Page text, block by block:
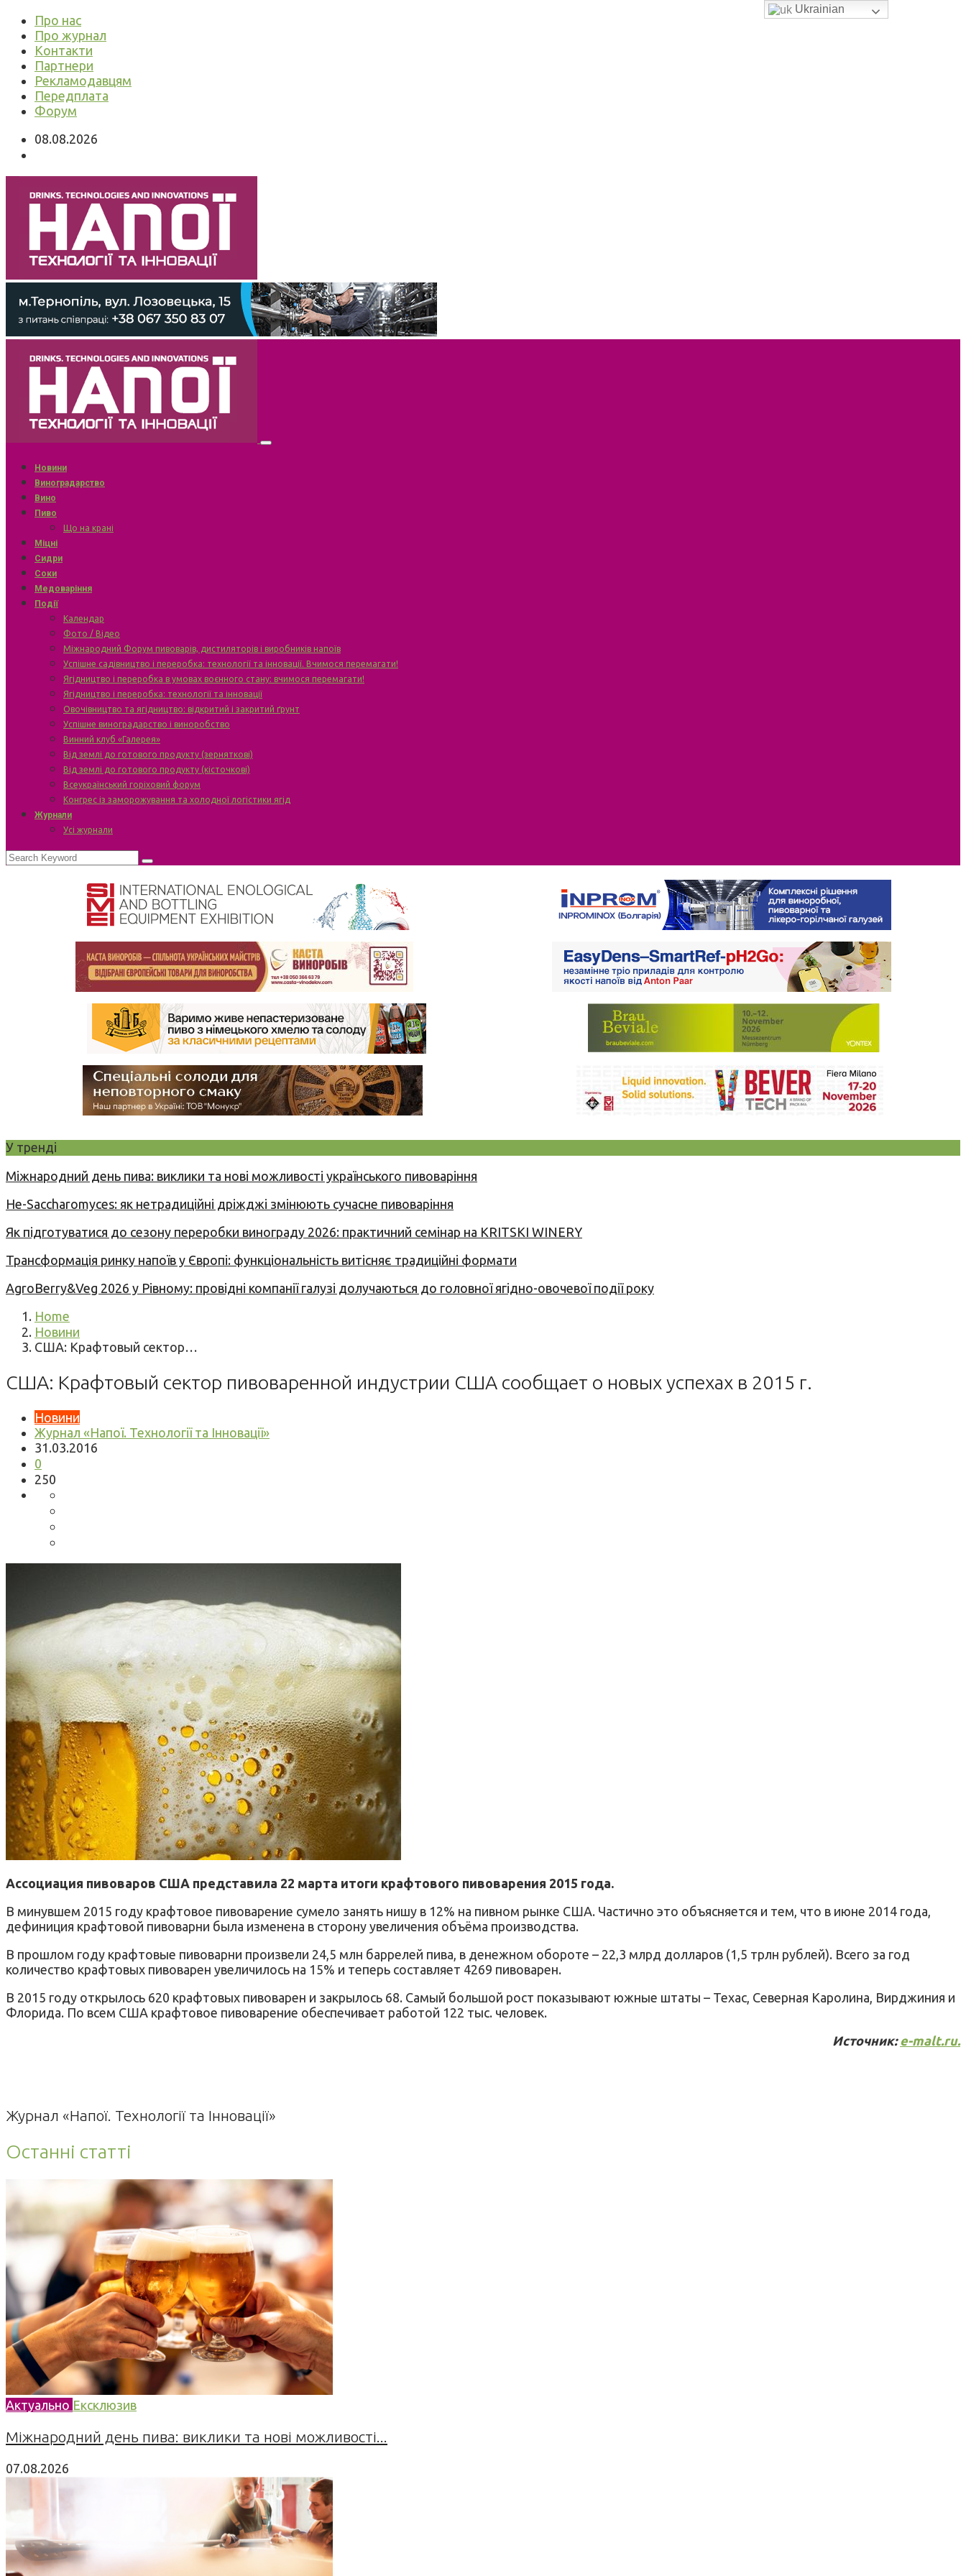
Про нас
Про журнал
Контакти
Партнери
Рекламодавцям
Передплата
Форум
08.08.2026
Новини
Виноградарство
Вино
Пиво
Що на крані
Міцні
Сидри
Соки
Медоваріння
Події
Календар
Фото / Відео
Міжнародний Форум пивоварів, дистиляторів і виробників напоїв
Успішне садівництво і переробка: технології та інновації. Вчимося перемагати!
Ягідництво і переробка в умовах воєнного стану: вчимося перемагати!
Ягідництво і переробка: технології та інновації
Овочівництво та ягідництво: відкритий і закритий ґрунт
Успішне виноградарство і виноробство
Винний клуб «Галерея»
Від землі до готового продукту (зерняткові)
Від землі до готового продукту (кісточкові)
Всеукраїнський горіховий форум
Конгрес із заморожування та холодної логістики ягід
Журнали
Усі журнали
У тренді
Міжнародний день пива: виклики та нові можливості українського пивоваріння
Не-Saccharomyces: як нетрадиційні дріжджі змінюють сучасне пивоваріння
Як підготуватися до сезону переробки винограду 2026: практичний семінар на KRITSKI WINERY
Трансформація ринку напоїв у Європі: функціональність витісняє традиційні формати
AgroBerry&Veg 2026 у Рівному: провідні компанії галузі долучаються до головної ягідно-овочевої події року
Home
Новини
США: Крафтовый сектор…
США: Крафтовый сектор пивоваренной индустрии США сообщает о новых успехах в 2015 г.
Новини
Журнал «Напої. Технології та Інновації»
31.03.2016
0
250
Ассоциация пивоваров США представила 22 марта итоги крафтового пивоварения 2015 года.
В минувшем 2015 году крафтовое пивоварение сумело занять нишу в 12% на пивном рынке США. Частично это объясняется и тем, что в июне 2014 года,
дефиниция крафтовой пивоварни была изменена в сторону увеличения объёма производства.
В прошлом году крафтовые пивоварни произвели 24,5 млн баррелей пива, в денежном обороте – 22,3 млрд долларов (1,5 трлн рублей). Всего за год
количество крафтовых пивоварен увеличилось на 15% и теперь составляет 4269 пивоварен.
В 2015 году открылось 620 крафтовых пивоварен и закрылось 68. Самый большой рост показывают южные штаты – Техас, Северная Каролина, Вирджиния и
Флорида. По всем США крафтовое пивоварение обеспечивает работой 122 тыс. человек.
Источник:e-malt.ru.
Журнал «Напої. Технології та Інновації»
Останні статті
Актуально Ексклюзив
Міжнародний день пива: виклики та нові можливості...
07.08.2026
Ukrainian